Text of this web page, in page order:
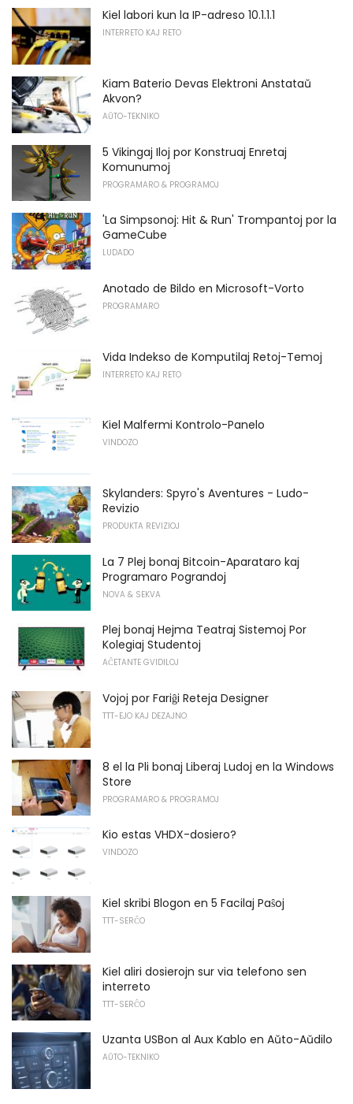
Kiel labori kun la IP-adreso 10.1.1.1
INTERRETO KAJ RETO
Kiam Baterio Devas Elektroni Anstataŭ
Akvon?
AŬTO-TEKNIKO
5 Vikingaj Iloj por Konstruaj Enretaj
Komunumoj
PROGRAMARO & PROGRAMOJ
'La Simpsonoj: Hit & Run' Trompantoj por la
GameCube
LUDADO
Anotado de Bildo en Microsoft-Vorto
PROGRAMARO
Vida Indekso de Komputilaj Retoj-Temoj
INTERRETO KAJ RETO
Kiel Malfermi Kontrolo-Panelo
VINDOZO
Skylanders: Spyro's Aventures - Ludo-
Revizio
PRODUKTA REVIZIOJ
La 7 Plej bonaj Bitcoin-Aparataro kaj
Programaro Pograndoj
NOVA & SEKVA
Plej bonaj Hejma Teatraj Sistemoj Por
Kolegiaj Studentoj
AĈETANTE GVIDILOJ
Vojoj por Fariĝi Reteja Designer
TTT-EJO KAJ DEZAJNO
8 el la Pli bonaj Liberaj Ludoj en la Windows
Store
PROGRAMARO & PROGRAMOJ
Kio estas VHDX-dosiero?
VINDOZO
Kiel skribi Blogon en 5 Facilaj Paŝoj
TTT-SERĈO
Kiel aliri dosierojn sur via telefono sen
interreto
TTT-SERĈO
Uzanta USBon al Aux Kablo en Aŭto-Aŭdilo
AŬTO-TEKNIKO